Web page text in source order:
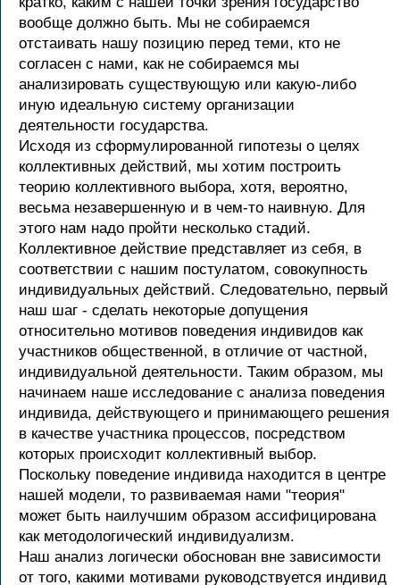
вообще должно быть. Мы не собираемся
отстаивать нашу позицию перед теми, кто не
согласен с нами, как не собираемся мы
анализировать существующую или какую-либо
иную идеальную систему организации
деятельности государства.
Исходя из сформулированной гипотезы о целях
коллективных действий, мы хотим построить
теорию коллективного выбора, хотя, вероятно,
весьма незавершенную и в чем-то наивную. Для
этого нам надо пройти несколько стадий.
Коллективное действие представляет из себя, в
соответствии с нашим постулатом, совокупность
индивидуальных действий. Следовательно, первый
наш шаг - сделать некоторые допущения
относительно мотивов поведения индивидов как
участников общественной, в отличие от частной,
индивидуальной деятельности. Таким образом, мы
начинаем наше исследование с анализа поведения
индивида, действующего и принимающего решения
в качестве участника процессов, посредством
которых происходит коллективный выбор.
Поскольку поведение индивида находится в центре
нашей модели, то развиваемая нами "теория"
может быть наилучшим образом ассифицирована
как методологический индивидуализм.
Наш анализ логически обоснован вне зависимости
от того, какими мотивами руководствуется индивид